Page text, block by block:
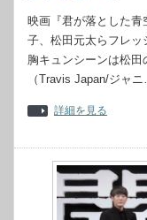
映画『君が落とした青
子、松田元太らフレ
胸キュンシーンは松
（Travis Japan/ジャ
詳細を見る